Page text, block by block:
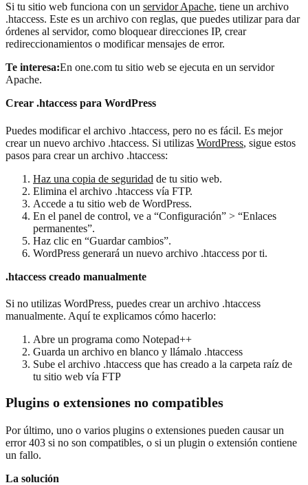
Si tu sitio web funciona con un servidor Apache, tiene un archivo
.htaccess. Este es un archivo con reglas, que puedes utilizar para dar
órdenes al servidor, como bloquear direcciones IP, crear
redireccionamientos o modificar mensajes de error.
Te interesa:En one.com tu sitio web se ejecuta en un servidor
Apache.
Crear .htaccess para WordPress
Puedes modificar el archivo .htaccess, pero no es fácil. Es mejor
crear un nuevo archivo .htaccess. Si utilizas WordPress, sigue estos
pasos para crear un archivo .htaccess:
Haz una copia de seguridad de tu sitio web.
Elimina el archivo .htaccess vía FTP.
Accede a tu sitio web de WordPress.
En el panel de control, ve a “Configuración” > “Enlaces
permanentes”.
Haz clic en “Guardar cambios”.
WordPress generará un nuevo archivo .htaccess por ti.
.htaccess creado manualmente
Si no utilizas WordPress, puedes crear un archivo .htaccess
manualmente. Aquí te explicamos cómo hacerlo:
Abre un programa como Notepad++
Guarda un archivo en blanco y llámalo .htaccess
Sube el archivo .htaccess que has creado a la carpeta raíz de
tu sitio web vía FTP
Plugins o extensiones no compatibles
Por último, uno o varios plugins o extensiones pueden causar un
error 403 si no son compatibles, o si un plugin o extensión contiene
un fallo.
La solución